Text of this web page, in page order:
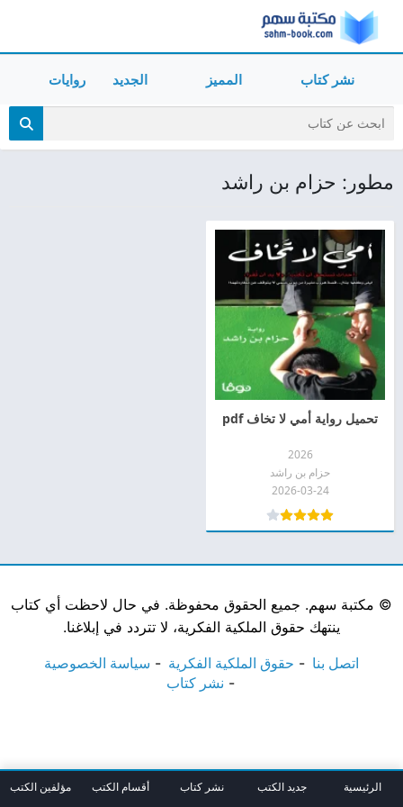
نشر كتاب المميز الجديد روايات
مطور: حزام بن راشد
تحميل رواية أمي لا تخاف pdf
2026
حزام بن راشد
2026-03-24
© مكتبة سهم. جميع الحقوق محفوظة. في حال لاحظت أي كتاب
ينتهك حقوق الملكية الفكرية، لا تتردد في إبلاغنا.
اتصل بنا حقوق الملكية الفكرية
سياسة الخصوصية
نشر كتاب
الرئيسية جديد الكتب نشر كتاب أقسام الكتب مؤلفين الكتب